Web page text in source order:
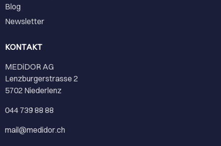
Blog
Newsletter
KONTAKT
MEDiDOR AG
Lenzburgerstrasse 2
5702 Niederlenz
044 739 88 88
mail@medidor.ch